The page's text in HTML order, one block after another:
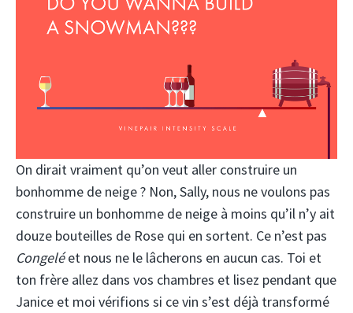
On dirait vraiment qu’on veut aller construire un
bonhomme de neige ? Non, Sally, nous ne voulons pas
construire un bonhomme de neige à moins qu’il n’y ait
douze bouteilles de Rose qui en sortent. Ce n’est pas
Congeléet nous ne le lâcherons en aucun cas. Toi et
ton frère allez dans vos chambres et lisez pendant que
Janice et moi vérifions si ce vin s’est déjà transformé